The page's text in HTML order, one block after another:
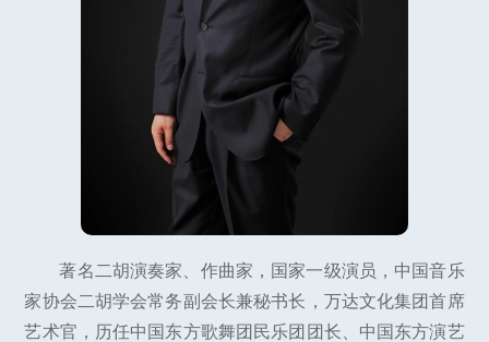
著名二胡演奏家、作曲家，国家一级演员，中国音乐
家协会二胡学会常务副会长兼秘书长，万达文化集团首席
艺术官，历任中国东方歌舞团民乐团团长、中国东方演艺